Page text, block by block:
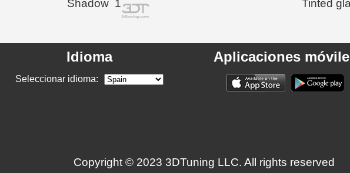
Shadow 1 Tinted
Idioma
Seleccionar idioma:
Aplicaciones
Copyright © 2023 3DTuning LLC. All rights reserved